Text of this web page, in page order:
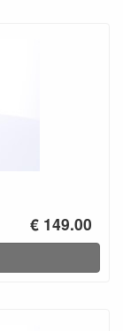
€ 149.00